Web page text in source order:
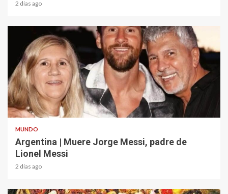
2 días ago
2 min read
MUNDO
Argentina | Muere Jorge Messi, padre de
Lionel Messi
2 días ago